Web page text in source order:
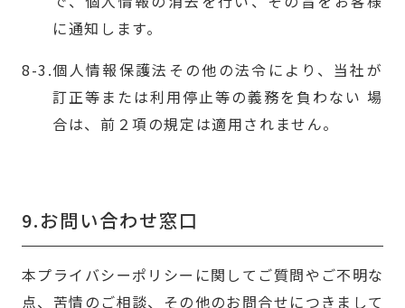
に通知します。
個人情報保護法その他の法令により、当社が
訂正等または利用停止等の義務を負わない 場
合は、前２項の規定は適用されません。
9.お問い合わせ窓口
本プライバシーポリシーに関してご質問やご不明な
点、苦情のご相談、その他のお問合せにつきまして